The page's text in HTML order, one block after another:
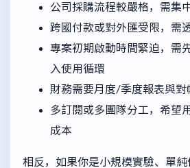
公司採購流程較嚴格，需集
跨國付款或對外匯受限，需
專案初期啟動時間緊迫，需
入使用循環
財務需要月度/季度報表與對
多訂閱或多團隊分工，希望
成本
相反，如果你是小規模實驗、單